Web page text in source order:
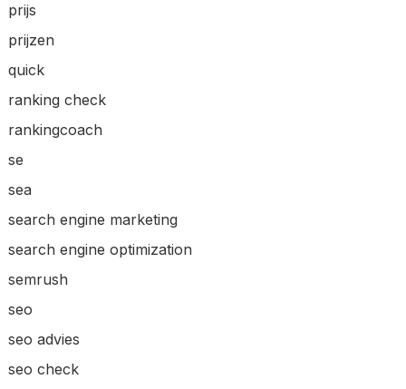
prijs
prijzen
quick
ranking check
rankingcoach
se
sea
search engine marketing
search engine optimization
semrush
seo
seo advies
seo check